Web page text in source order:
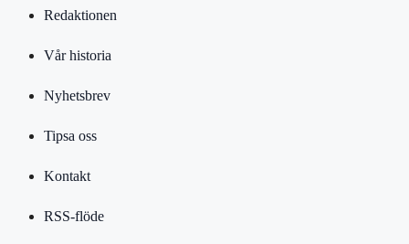
Redaktionen
Vår historia
Nyhetsbrev
Tipsa oss
Kontakt
RSS-flöde